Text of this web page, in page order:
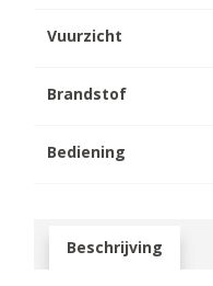
Vuurzicht
Brandstof
Bediening
Beschrijving